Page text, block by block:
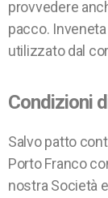
provvedere
pacco.
utilizzato dal
Condizioni
Salvo patto
Porto Franco
nostra Società